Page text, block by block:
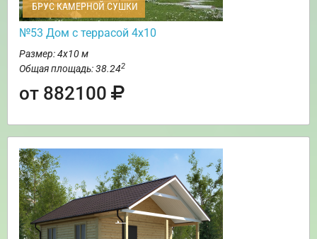
БРУС КАМЕРНОЙ СУШКИ
№53 Дом с террасой 4х10
Размер: 4х10 м
Общая площадь: 38.242
от 882100